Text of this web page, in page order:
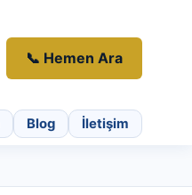
📞 Hemen Ara
Blog İletişim